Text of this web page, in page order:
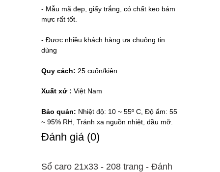
- Mẫu mã đẹp, giấy trắng, có chất keo bám
mực rất tốt.
- Được nhiều khách hàng ưa chuộng tin
dùng
Quy cách: 25 cuốn/kiện
Xuất xứ : Việt Nam
Bảo quản: Nhiệt độ: 10 ~ 55º C, Độ ẩm: 55
~ 95% RH, Tránh xa nguồn nhiệt, dầu mỡ.
Ðánh giá (0)
Sổ caro 21x33 - 208 trang - Ðánh